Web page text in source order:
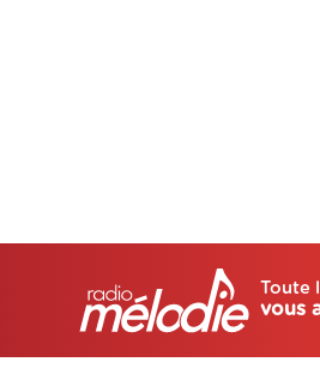
Toute
vous